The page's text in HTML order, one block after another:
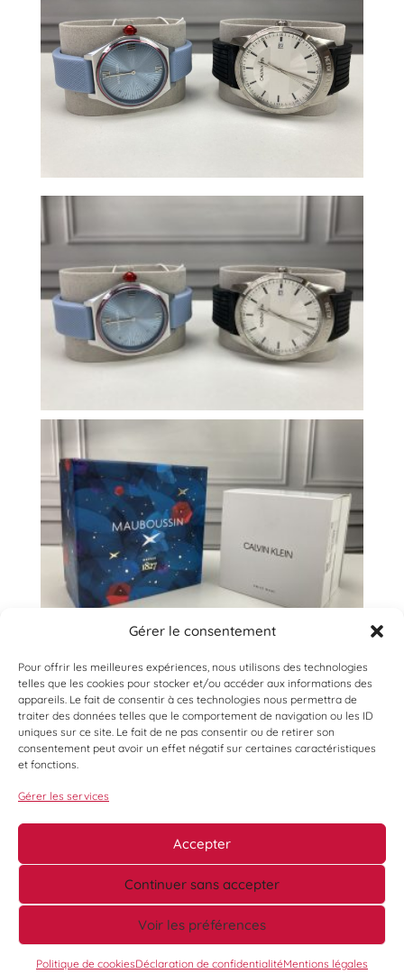
Gérer le consentement
Pour offrir les meilleures expériences, nous utilisons des technologies
telles que les cookies pour stocker et/ou accéder aux informations des
appareils. Le fait de consentir à ces technologies nous permettra de
traiter des données telles que le comportement de navigation ou les ID
uniques sur ce site. Le fait de ne pas consentir ou de retirer son
consentement peut avoir un effet négatif sur certaines caractéristiques
et fonctions.
Gérer les services
Accepter
Continuer sans accepter
Voir les préférences
Politique de cookiesDéclaration de confidentialitéMentions légales
Mentions légales